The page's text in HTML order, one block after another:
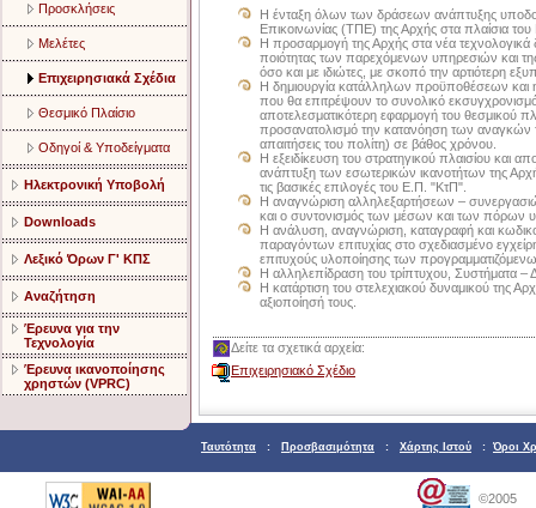
Προσκλήσεις
Μελέτες
Επιχειρησιακά Σχέδια
Θεσμικό Πλαίσιο
Οδηγοί & Υποδείγματα
Ηλεκτρονική Υποβολή
Downloads
Λεξικό Όρων Γ' ΚΠΣ
Αναζήτηση
Έρευνα για την
Τεχνολογία
Έρευνα ικανοποίησης
χρηστών (VPRC)
Η ένταξη όλων των δράσεων ανάπτυξης
Επικοινωνίας (ΤΠΕ) της Αρχής στα πλαίσια
Η προσαρμογή της Αρχής στα νέα τεχνολογικά
ποιότητας των παρεχόμενων υπηρεσιών και
όσο και με ιδιώτες, με σκοπό την αρτιότερη
Η δημιουργία κατάλληλων προϋποθέσεων
που θα επιτρέψουν το συνολικό
αποτελεσματικότερη εφαρμογή του θεσμικού
προσανατολισμό την κατανόηση των αναγκών
απαιτήσεις του πολίτη) σε βάθος χρόνου.
Η εξειδίκευση του στρατηγικού πλαισίου και
ανάπτυξη των εσωτερικών ικανοτήτων της
τις βασικές επιλογές του Ε.Π. "ΚτΠ".
Η αναγνώριση αλληλεξαρτήσεων –
και ο συντονισμός των μέσων και των πόρων
Η ανάλυση, αναγνώριση, καταγραφή και
παραγόντων επιτυχίας στο σχεδιασμένο
επιτυχούς υλοποίησης των
Η αλληλεπίδραση του τρίπτυχου, Συστήματα –
Η κατάρτιση του στελεχιακού δυναμικού της
αξιοποίησή τους.
Δείτε τα σχετικά αρχεία:
Επιχειρησιακό Σχέδιο
Ταυτότητα : Προσβασιμότητα : Χάρτης Ιστού : Όροι
©2005